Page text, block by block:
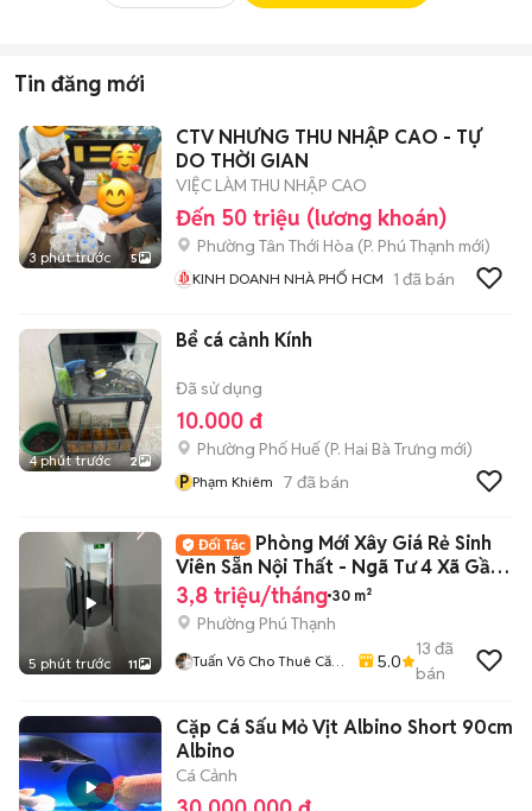
Tin đăng mới
3 phút trước 5
CTV NHƯNG THU NHẬP CAO - TỰ
DO THỜI GIAN
VIỆC LÀM THU NHẬP CAO
Đến 50 triệu (lương khoán)
Phường Tân Thới Hòa (P. Phú Thạnh mới)
KINH DOANH NHÀ PHỐ HCM 1 đã bán
4 phút trước 2
Bể cá cảnh Kính
Đã sử dụng
10.000 đ
Phường Phố Huế (P. Hai Bà Trưng mới)
P Phạm Khiêm 7 đã bán
5 phút trước 11
Phòng Mới Xây Giá Rẻ Sinh
Viên Sẵn Nội Thất - Ngã Tư 4 Xã Gần
ĐH VUH
3,8 triệu/tháng 30 m²
Phường Phú Thạnh
Tuấn Võ Cho Thuê Căn
5.0
13 đã
bán
Cặp Cá Sấu Mỏ Vịt Albino Short 90cm
Albino
Cá Cảnh